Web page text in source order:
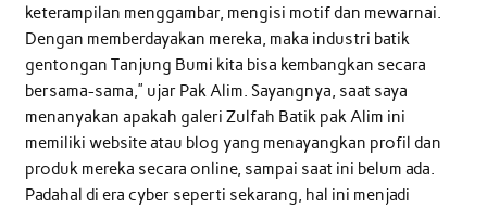
keterampilan menggambar, mengisi motif dan mewarnai.
Dengan memberdayakan mereka, maka industri batik
gentongan Tanjung Bumi kita bisa kembangkan secara
bersama-sama,” ujar Pak Alim. Sayangnya, saat saya
menanyakan apakah galeri Zulfah Batik pak Alim ini
memiliki website atau blog yang menayangkan profil dan
produk mereka secara online, sampai saat ini belum ada.
Padahal di era cyber seperti sekarang, hal ini menjadi